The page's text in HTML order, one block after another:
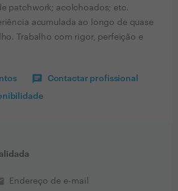
patchwork; acolchoados; etc.
acumulada ao longo de quase
Trabalho com rigor, perfeição e
Contactar profissional
Endereço de e-mail